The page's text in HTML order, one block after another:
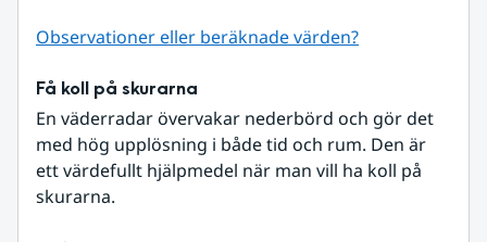
Observationer eller beräknade värden?
Få koll på skurarna
En väderradar övervakar nederbörd och gör det
med hög upplösning i både tid och rum. Den är
ett värdefullt hjälpmedel när man vill ha koll på
skurarna.